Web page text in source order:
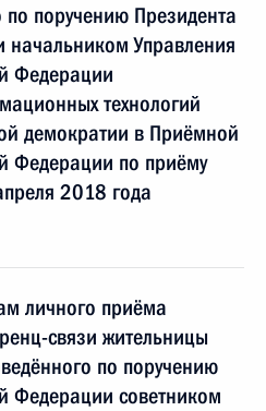
по поручению Президента
начальником Управления
Федерации
технологий
демократии в Приёмной
Федерации по приёму
2018 года
личного приёма
связи жительницы
по поручению
Федерации советником